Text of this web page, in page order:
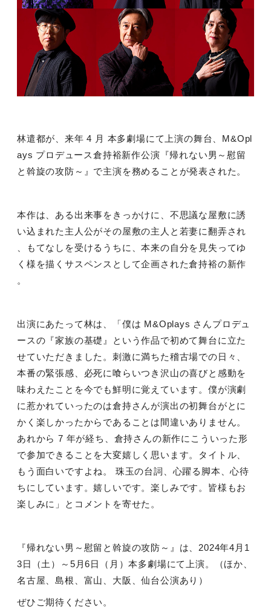
林遣都が、来年 4 月 本多劇場にて上演の舞台、 M&Opl
ays プロデュース倉持裕新作公演『帰れない男～慰留
と斡旋の攻防～』で主演を務めることが発表された。
本作は、ある出来事をきっかけに、不思議な屋敷に誘
い込まれた主人公がその屋敷の主人と若妻に翻弄され
、もてなしを受けるうちに、本来の自分を見失ってゆ
く様を描くサスペンスとして企画された倉持裕の新作
。
出演にあたって林は、「僕は M&Oplays さんプロデュ
ースの『家族の基礎』という作品で初めて舞台に立た
せていただきました。刺激に満ちた稽古場での日々、
本番の緊張感、必死に喰らいつき沢山の喜びと感動を
味わえたことを今でも鮮明に覚えています。僕が演劇
に惹かれていったのは倉持さんが演出の初舞台がとに
かく楽しかったからであることは間違いありません。
あれから 7 年が経ち、倉持さんの新作にこういった形
で参加できることを大変嬉しく思います。タイトル、
もう面白いですよね。 珠玉の台詞、心躍る脚本、心待
ちにしています。嬉しいです。楽しみです。皆様もお
楽しみに」とコメントを寄せた。
『帰れない男～慰留と斡旋の攻防～』は、 2024年4 月 1
3日（土）～ 5 月6日（月）本多劇場にて上演。（ほか、
名古屋、島根、富山、大阪、仙台公演あり）
ぜひご期待ください。